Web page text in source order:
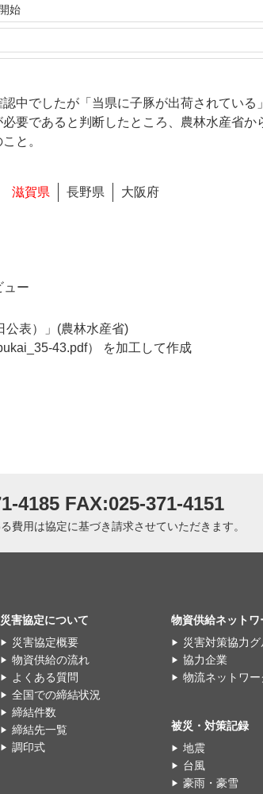
始
中でしたが「当県に子豚が出荷されてい
要であると判断したところ、農林水産省か
と。
滋賀県 長野県 大阪府
ー
公表）」(農林水産省)
43.pdf） を加工して作成
4185 FAX:025-371-4151
費用は協定に基づき請求させていただきます。
災害協定について
災害協定概要
物資供給の流れ
よくある質問
全国での締結状況
締結件数
締結先一覧
調印式
物資供給ネットワ
災害対策協力
協力企業
物流ネットワー
被災・対策記録
地震
台風
豪雨・豪雪